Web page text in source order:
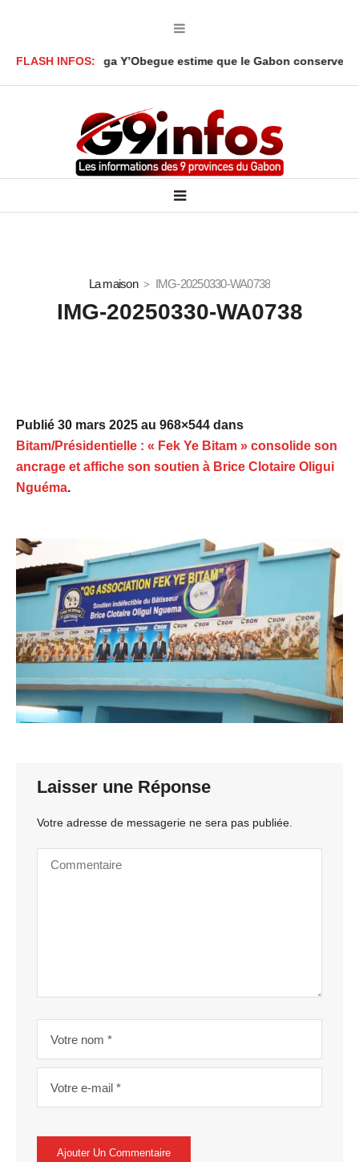
FLASH INFOS:
Akbar Onanga Y’Obegue estime que le Gabon conserve des
La maison IMG-20250330-WA0738
IMG-20250330-WA0738
Publié 30 mars 2025 au 968×544 dans
Bitam/Présidentielle : « Fek Ye Bitam » consolide son
ancrage et affiche son soutien à Brice Clotaire Oligui
Nguéma.
Laisser une Réponse
Votre adresse de messagerie ne sera pas publiée.